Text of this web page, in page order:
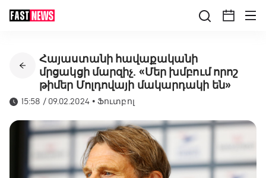
Հայաստանի հավաքականի
մրցակցի մարզիչ. «Մեր խմբում որոշ
թիմեր Մոլդովայի մակարդակի են»
15:58 / 09.02.2024 •Ֆուտբոլ